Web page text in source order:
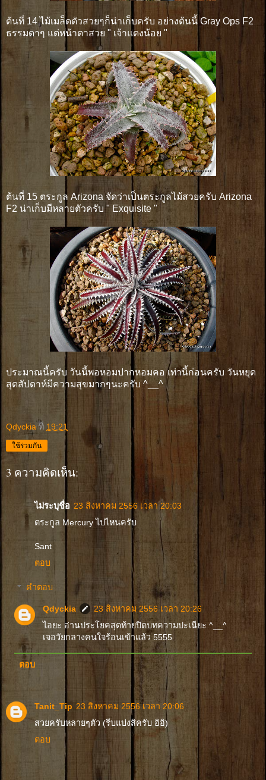
ต้นที่ 14 ไม้เมล็ดตัวสวยๆก็น่าเก็บครับ อย่างต้นนี้ Gray Ops F2
ธรรมดาๆ แต่หน้าตาสวย " เจ้าแดงน้อย "
ต้นที่ 15 ตระกูล Arizona จัดว่าเป็นตระกูลไม้สวยครับ Arizona
F2 น่าเก็บมีหลายตัวครับ " Exquisite "
ประมาณนี้ครับ วันนี้พอหอมปากหอมคอ เท่านี้ก่อนครับ วันหยุด
สุดสัปดาห์มีความสุขมากๆนะครับ ^__^
Qdyckia ที่ 19:21
ใช้ร่วมกัน
3 ความคิดเห็น:
ไม่ระบุชื่อ 23 สิงหาคม 2556 เวลา 20:03
ตระกูล Mercury ไปไหนครับ
Sant
ตอบ
คำตอบ
Qdyckia
23 สิงหาคม 2556 เวลา 20:26
ไอยะ อ่านประโยคสุดท้ายปิดบทความปะเนียะ ^__^
เจอวัยกลางคนใจร้อนเข้าแล้ว 5555
ตอบ
Tanit_Tip 23 สิงหาคม 2556 เวลา 20:06
สวยครับหลายๆตัว (รีบแบ่งสิครับ อิอิ)
ตอบ